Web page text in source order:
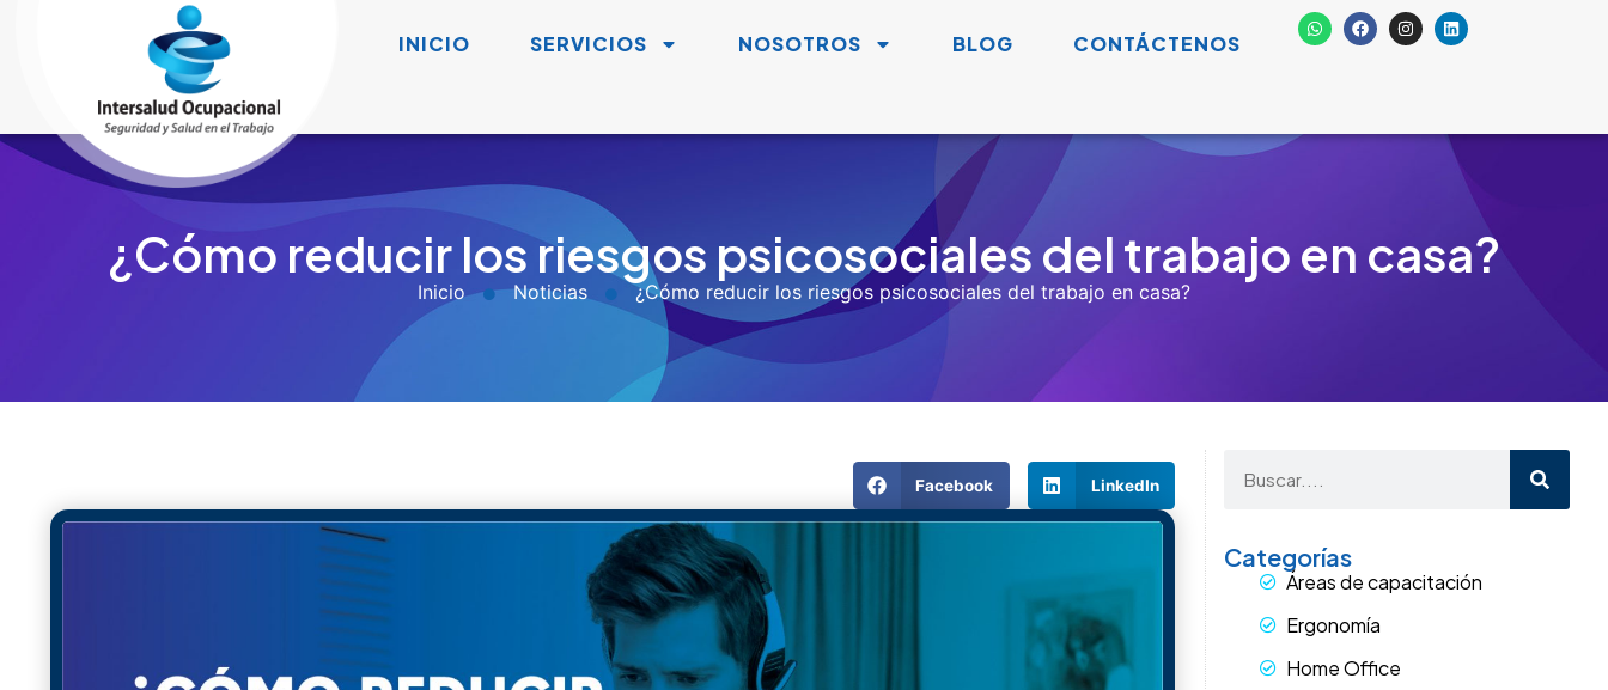
INICIO SERVICIOS NOSOTROS BLOG CONTÁCTENOS
¿Cómo reducir los riesgos psicosociales del trabajo en casa?
Inicio Noticias ¿Cómo reducir los riesgos psicosociales del trabajo en casa?
Facebook LinkedIn
Categorías
Áreas de capacitación
Ergonomía
Home Office